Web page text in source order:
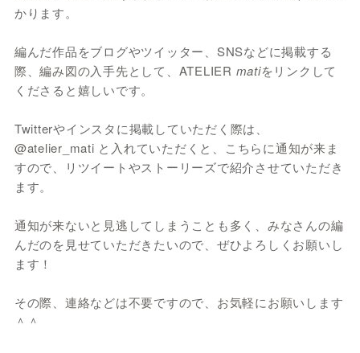
かります。
編んだ作品をブログやツイッター、SNSなどに掲載する
際、編み図の入手先として、ATELIER matiをリンクして
くださると嬉しいです。
Twitterやインスタに掲載していただく際は、
@atelier_mati と入れていただくと、こちらに通知が来ま
すので、リツイートやストーリーズで紹介させていただき
ます。
通知が来ないと見逃してしまうことも多く、みなさんの編
んだのを見せていただきたいので、ぜひよろしくお願いし
ます！
その際、連絡などは不要ですので、お気軽にお願いします
＾＾